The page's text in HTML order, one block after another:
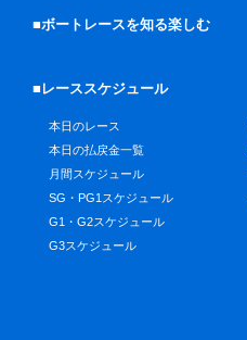
■ボートレースを知る楽しむ
■レーススケジュール
本日のレース
本日の払戻金一覧
月間スケジュール
SG・PG1スケジュール
G1・G2スケジュール
G3スケジュール